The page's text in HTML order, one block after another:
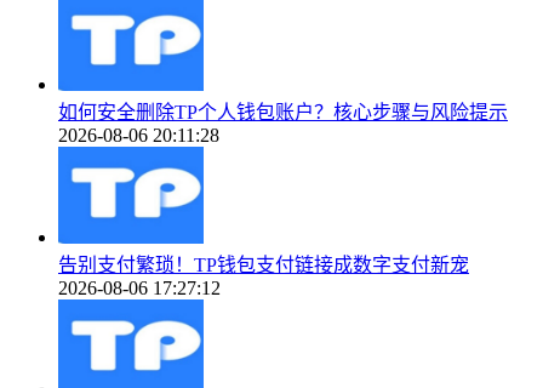
如何安全删除TP个人钱包账户？核心步骤与风险提示
2026-08-06 20:11:28
告别支付繁琐！TP钱包支付链接成数字支付新宠
2026-08-06 17:27:12